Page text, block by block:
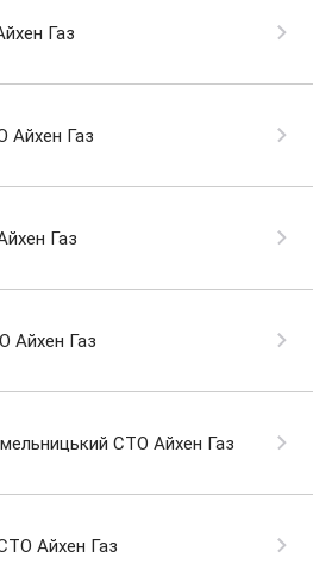
Газ
Айхен Газ
Газ
Айхен Газ
СТО Айхен Газ
Айхен Газ